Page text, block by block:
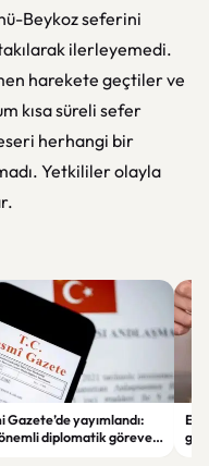
Beykoz seferini
ilerleyemedi.
harekete geçtiler ve
kısa süreli sefer
herhangi bir
Yetkililer olayla
Gazete’de yayımlandı:
diplomatik göreve